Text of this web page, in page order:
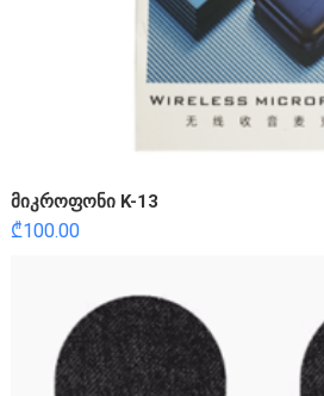
მიკროფონი K-13
₾100.00